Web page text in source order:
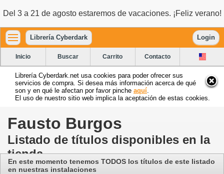
Del 3 a 21 de agosto estaremos de vacaciones. ¡Feliz verano!
Librería Cyberdark Login
Inicio Buscar Carrito Contacto
Librería Cyberdark.net usa cookies para poder ofrecer sus
servicios de compra. Si desea más información acerca de qué
son y en qué le afectan por favor pinche aquí
El uso de nuestro sitio web implica la aceptación de estas cookies.
Fausto Burgos
Listado de títulos disponibles en la
tienda
En este momento tenemos TODOS los títulos de este listado
en nuestras instalaciones